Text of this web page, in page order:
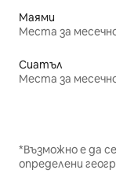
Маями
Места за
Сиатъл
Места за
*Възможно е да
определени